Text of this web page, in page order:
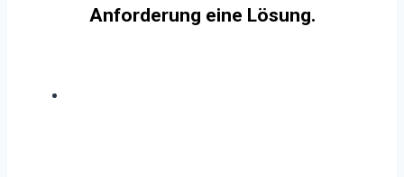
Anforderung eine Lösung.